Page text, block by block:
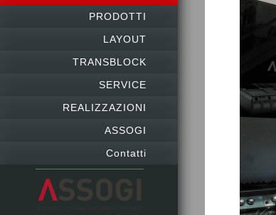
PRODOTTI
LAYOUT
TRANSBLOCK
SERVICE
REALIZZAZIONI
ASSOGI
Contatti